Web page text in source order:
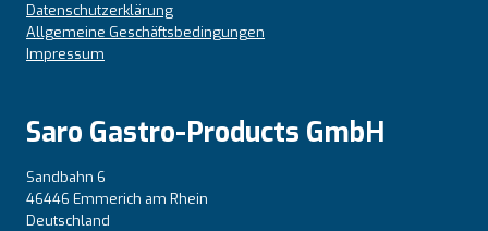
Datenschutzerklärung
Allgemeine Geschäftsbedingungen
Impressum
Saro Gastro-Products GmbH
Sandbahn 6
46446 Emmerich am Rhein
Deutschland